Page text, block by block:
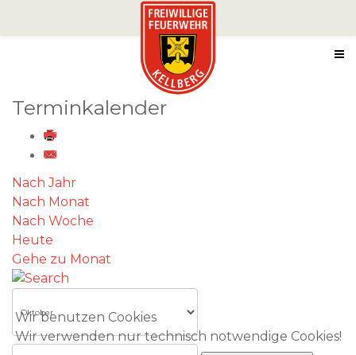
Terminkalender
Nach Jahr
Nach Monat
Nach Woche
Heute
Gehe zu Monat
Wir benutzen Cookies
Wir verwenden nur technisch notwendige Cookies!